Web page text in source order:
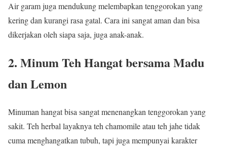
Air garam juga mendukung melembapkan tenggorokan yang
kering dan kurangi rasa gatal. Cara ini sangat aman dan bisa
dikerjakan oleh siapa saja, juga anak-anak.
2. Minum Teh Hangat bersama Madu
dan Lemon
Minuman hangat bisa sangat menenangkan tenggorokan yang
sakit. Teh herbal layaknya teh chamomile atau teh jahe tidak
cuma menghangatkan tubuh, tapi juga mempunyai karakter